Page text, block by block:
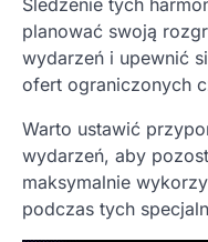
planować swoją
wydarzeń i upewnić
ofert ograniczonych
Warto ustawić
wydarzeń, aby
maksymalnie
podczas tych